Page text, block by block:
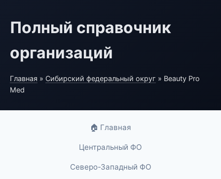
Полный справочник
организаций
Главная » Сибирский федеральный округ » Beauty Pro
Med
🏠 Главная
Центральный ФО
Северо-Западный ФО